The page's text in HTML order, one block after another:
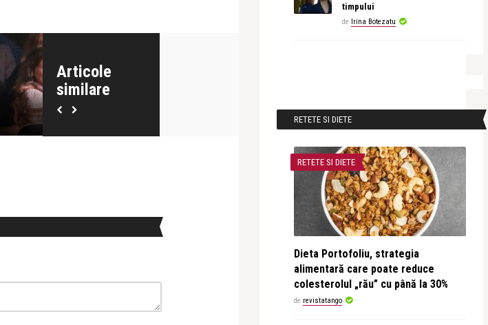
Articole
similare
revistatango.ro Marea Dragoste
Natalie Portman – Frumoasa cu o mie
Black Swan – Perfectiunea ascunsa in
Vox Lux cu
Law, filmul
timpului
de Irina Botezatu
RETETE SI DIETE
RETETE SI DIETE
Dieta Portofoliu, strategia
alimentară care poate reduce
colesterolul „rău” cu până la 30%
de revistatango